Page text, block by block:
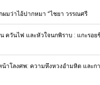
กผมว่าไอ้ปากหมา “ไชยา วรรณศรี
ควันไฟ และหัวใจนกพิราบ : แกะรอย
น้าโลงศพ: ความหึงหวงอำมหิต และก